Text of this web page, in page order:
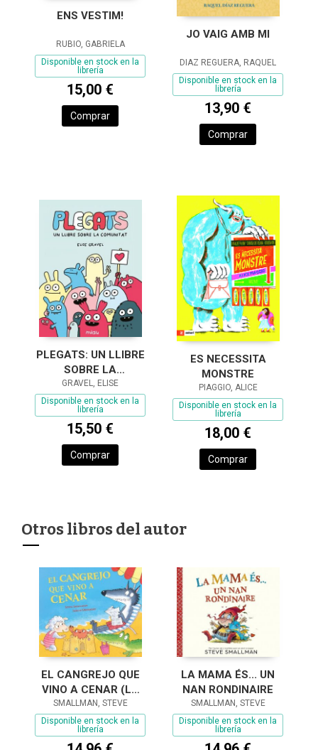
ENS VESTIM!
RUBIO, GABRIELA
Disponible en stock en la
librería
15,00 €
Comprar
JO VAIG AMB MI
DIAZ REGUERA, RAQUEL
Disponible en stock en la
librería
13,90 €
Comprar
PLEGATS: UN LLIBRE
SOBRE LA
COMUNITAT
GRAVEL, ELISE
Disponible en stock en la
librería
15,50 €
Comprar
ES NECESSITA
MONSTRE
PIAGGIO, ALICE
Disponible en stock en la
librería
18,00 €
Comprar
Otros libros del autor
EL CANGREJO QUE
VINO A CENAR (LA
OVEJITA QUE VINO A
CENAR)
SMALLMAN, STEVE
Disponible en stock en la
librería
LA MAMA ÉS... UN
NAN RONDINAIRE
SMALLMAN, STEVE
Disponible en stock en la
librería